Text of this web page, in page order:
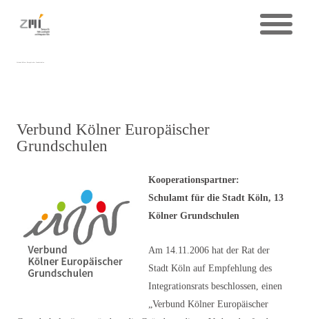
Verbund Kölner Europäischer
Grundschulen
Kooperationspartner:
Schulamt für die Stadt Köln, 13
Kölner Grundschulen
Am 14.11.2006 hat der Rat der
Stadt Köln auf Empfehlung des
Integrationsrats beschlossen, einen
„Verbund Kölner Europäischer